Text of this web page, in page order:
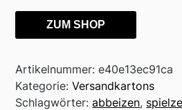
ZUM SHOP
Artikelnummer:e40e13ec91ca
Kategorie:Versandkartons
Schlagwörter:abbeizen,